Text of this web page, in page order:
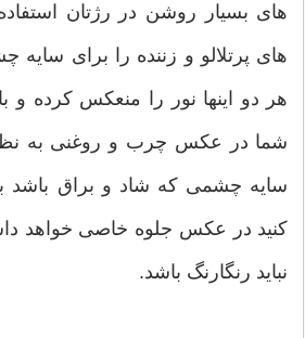
های بسیار روشن در رژتان
های پرتلالو و زننده را برای سایه
هر دو اینها نور را منعکس کرده
شما در عکس چرب و روغنی به نظر
سایه چشمی که شاد و براق باشد
کنید در عکس جلوه خاصی خواهد
نباید رنگارنگ باشد.